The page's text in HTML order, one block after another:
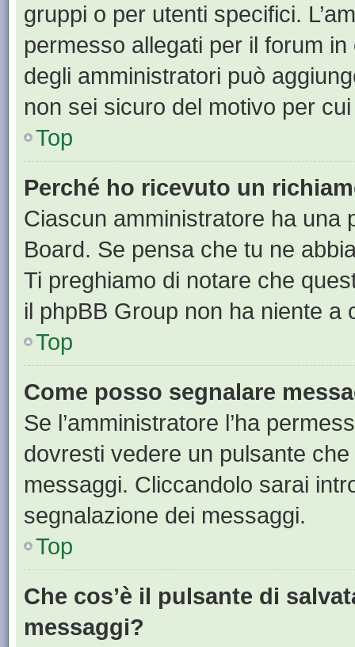
gruppi o per utenti specifici.
permesso allegati per il forum
degli amministratori può
non sei sicuro del motivo per
Top
Perché ho ricevuto un
Ciascun amministratore ha una
Board. Se pensa che tu ne
Ti preghiamo di notare che
il phpBB Group non ha niente a
Top
Come posso segnalare
Se l’amministratore l’ha
dovresti vedere un pulsante
messaggi. Cliccandolo sarai
segnalazione dei messaggi.
Top
Che cos’è il pulsante di
messaggi?